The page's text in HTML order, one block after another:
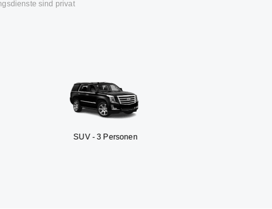
sind privat
SUV - 3 Personen